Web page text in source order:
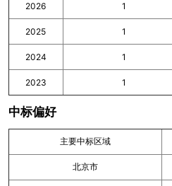
2026 1
2025 1
2024 1
2023 1
中标偏好
主要中标区域
北京市